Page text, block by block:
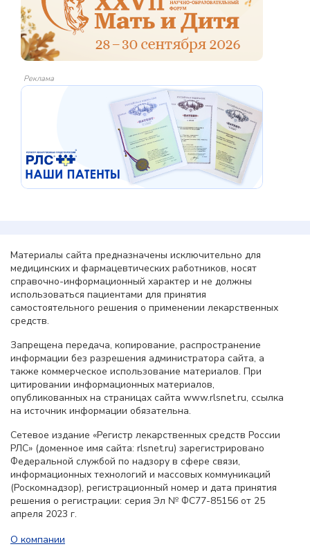
Реклама
Материалы сайта предназначены исключительно для
медицинских и фармацевтических работников, носят
справочно-информационный характер и не должны
использоваться пациентами для принятия
самостоятельного решения о применении лекарственных
средств.
Запрещена передача, копирование, распространение
информации без разрешения администратора сайта, а
также коммерческое использование материалов. При
цитировании информационных материалов,
опубликованных на страницах сайта www.rlsnet.ru, ссылка
на источник информации обязательна.
Сетевое издание «Регистр лекарственных средств России
РЛС» (доменное имя сайта: rlsnet.ru) зарегистрировано
Федеральной службой по надзору в сфере связи,
информационных технологий и массовых коммуникаций
(Роскомнадзор), регистрационный номер и дата принятия
решения о регистрации: серия Эл № ФС77-85156 от 25
апреля 2023 г.
О компании